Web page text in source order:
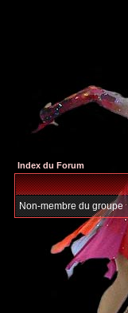
Index du Forum
Non-membre du groupe